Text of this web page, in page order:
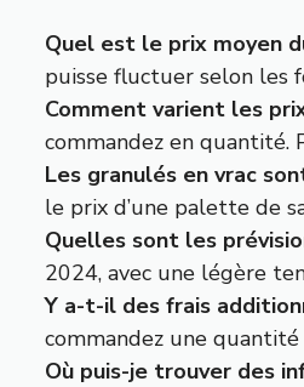
Quel est le prix moyen
puisse fluctuer selon les
Comment varient les
commandez en quantité.
Les granulés en vrac
le prix d’une palette de
Quelles sont les
2024, avec une légère
Y a-t-il des frais
commandez une
Où puis-je trouver des